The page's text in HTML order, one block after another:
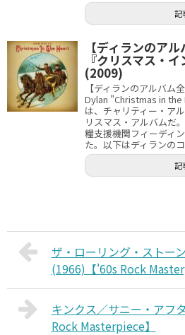
記
【ディランのア
『クリスマス・
(2009)
【ディランのアルバム
Dylan "Christmas in
は、チャリティー・ア
リスマス・アルバムだ
糧支援機関フィーディ
た。以下はディランの
記
ザ・ローリング・ストー
(1966)【'60s Rock
キンクス／サニー・アフ
Rock Masterpiece】